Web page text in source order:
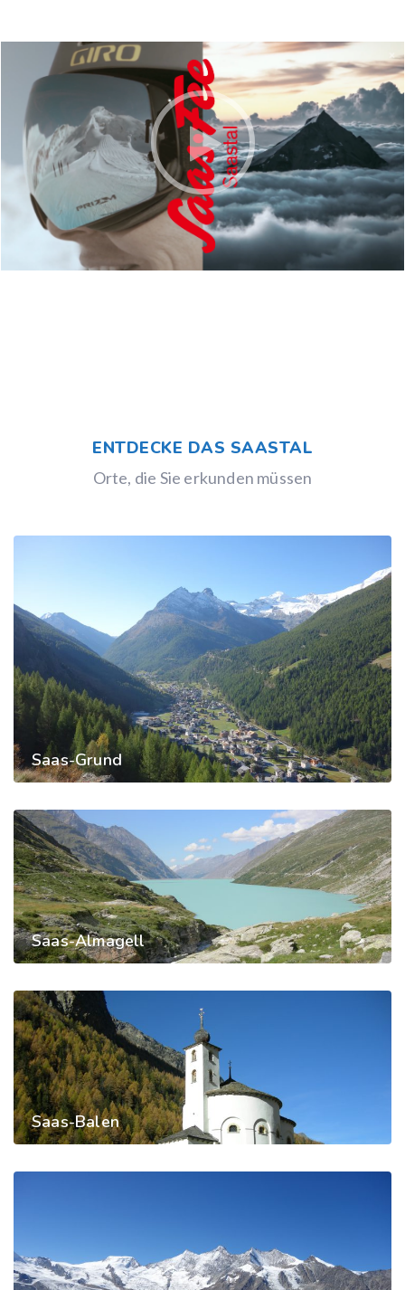
ENTDECKE DAS SAASTAL
Orte, die Sie erkunden müssen
Saas-Grund
Saas-Almagell
Saas-Balen